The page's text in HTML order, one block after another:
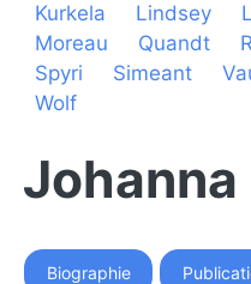
Kurkela
Lindsey
Moreau
Quandt
Spyri
Simeant
Wolf
Johanna
Biographie